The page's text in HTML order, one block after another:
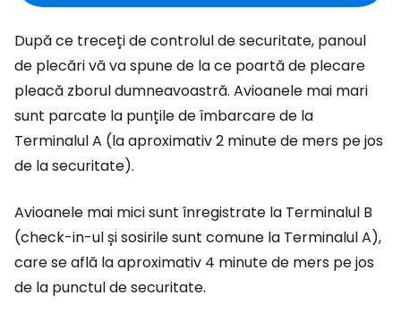
După ce treceți de controlul de securitate, panoul
de plecări vă va spune de la ce poartă de plecare
pleacă zborul dumneavoastră. Avioanele mai mari
sunt parcate la punțile de îmbarcare de la
Terminalul A (la aproximativ 2 minute de mers pe jos
de la securitate).
Avioanele mai mici sunt înregistrate la Terminalul B
(check-in-ul și sosirile sunt comune la Terminalul A),
care se află la aproximativ 4 minute de mers pe jos
de la punctul de securitate.